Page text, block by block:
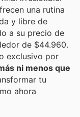
una rutina
y libre de
a su precio de
de $44.960.
exclusivo por
ni menos que
tu
ahora